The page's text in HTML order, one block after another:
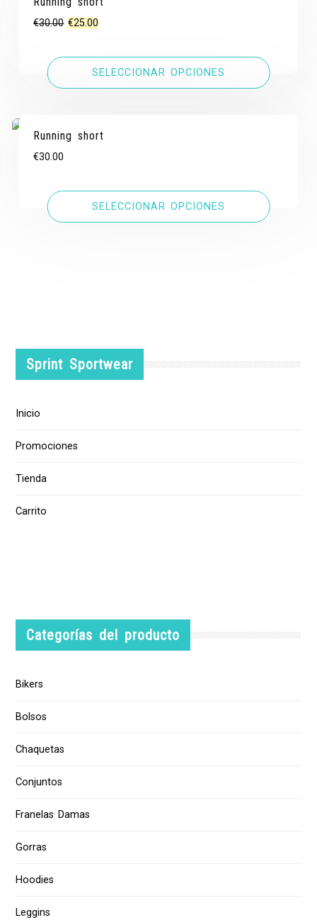
€30.00 El
original
€25.00
actual
es:
SELECCIONAR OPCIONES
Running short
€30.00
SELECCIONAR OPCIONES
Sprint Sportwear
Inicio
Promociones
Tienda
Carrito
Categorías del producto
Bikers
Bolsos
Chaquetas
Conjuntos
Franelas Damas
Gorras
Hoodies
Leggins